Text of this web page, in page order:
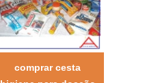
comprar cesta